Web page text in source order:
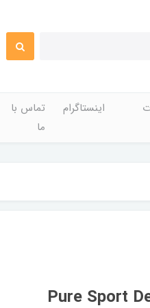
اینستاگرام
تماس با
ما
Pure Sport